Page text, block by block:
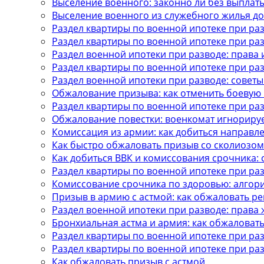
Выселение военного из служебного жилья
Раздел квартиры по военной ипотеке при
Раздел квартиры по военной ипотеке при
Раздел военной ипотеки при разводе: права
Раздел квартиры по военной ипотеке при
Раздел военной ипотеки при разводе:
Обжалование призыва: как отменить боевую
Раздел квартиры по военной ипотеке при
Обжалование повестки: военкомат
Комиссация из армии: как добиться
Как быстро обжаловать призыв со
Как добиться ВВК и комиссования срочника:
Раздел квартиры по военной ипотеке при
Комиссование срочника по здоровью:
Призыв в армию с астмой: как обжаловать
Раздел военной ипотеки при разводе: права
Бронхиальная астма и армия: как
Раздел квартиры по военной ипотеке при
Раздел квартиры по военной ипотеке при